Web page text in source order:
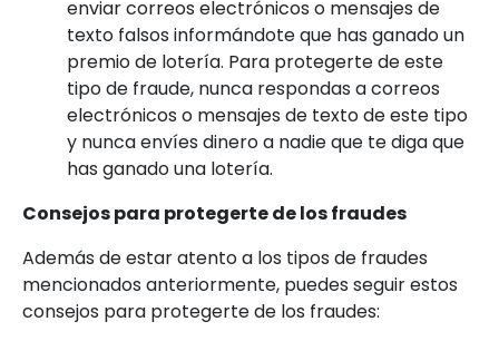
enviar correos electrónicos o mensajes de
texto falsos informándote que has ganado un
premio de lotería. Para protegerte de este
tipo de fraude, nunca respondas a correos
electrónicos o mensajes de texto de este tipo
y nunca envíes dinero a nadie que te diga que
has ganado una lotería.
Consejos para protegerte de los fraudes
Además de estar atento a los tipos de fraudes
mencionados anteriormente, puedes seguir estos
consejos para protegerte de los fraudes: